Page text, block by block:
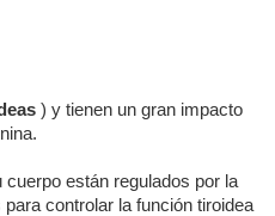
) y tienen un gran impacto
están regulados por la
controlar la función tiroidea